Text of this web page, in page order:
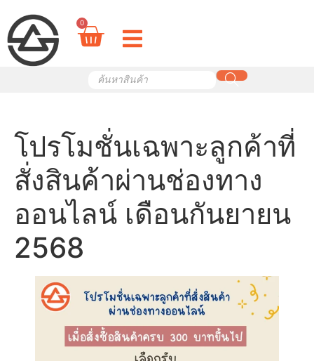
0
โปรโมชั่นเฉพาะลูกค้าที่
สั่งสินค้าผ่านช่องทาง
ออนไลน์ เดือนกันยายน
2568